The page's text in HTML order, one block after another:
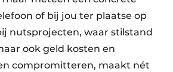
of bij jou ter plaatse op
nutsprojecten, waar stilstand
ook geld kosten en
compromitteren, maakt nét